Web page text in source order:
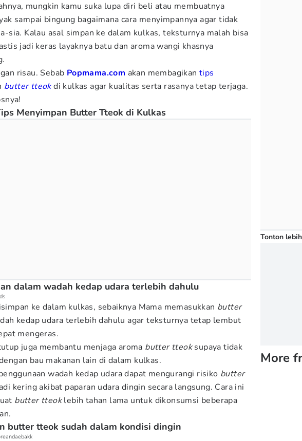
mungkin kamu suka lupa diri beli atau membuatnya
sampai bingung bagaimana cara menyimpannya agar tidak
sia. Kalau asal simpan ke dalam kulkas, teksturnya malah bisa
jadi keras layaknya batu dan aroma wangi khasnya
risau. Sebab Popmama.com akan membagikantips
butter tteok di kulkas agar kualitas serta rasanya tetap terjaga.
Menyimpan Butter Tteok di Kulkas
dalam wadah kedap udara terlebih dahulu
ke dalam kulkas, sebaiknya Mama memasukkan butter
kedap udara terlebih dahulu agar teksturnya tetap lembut
mengeras.
juga membantu menjaga aroma butter tteoksupaya tidak
bau makanan lain di dalam kulkas.
wadah kedap udara dapat mengurangi risiko butter
kering akibat paparan udara dingin secara langsung. Cara ini
butter tteoklebih tahan lama untuk dikonsumsi beberapa
butter tteok sudah dalam kondisi dingin
Tonton
More